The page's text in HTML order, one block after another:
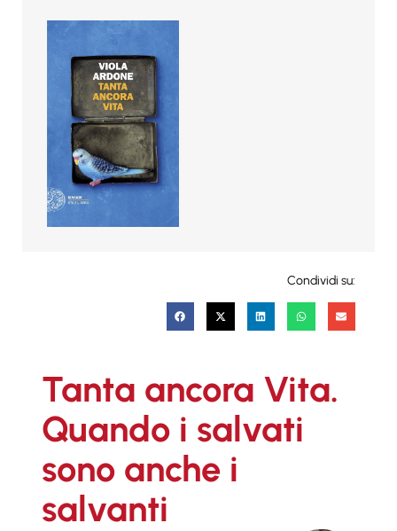
Condividi su:
Tanta ancora Vita.
Quando i salvati
sono anche i
salvanti